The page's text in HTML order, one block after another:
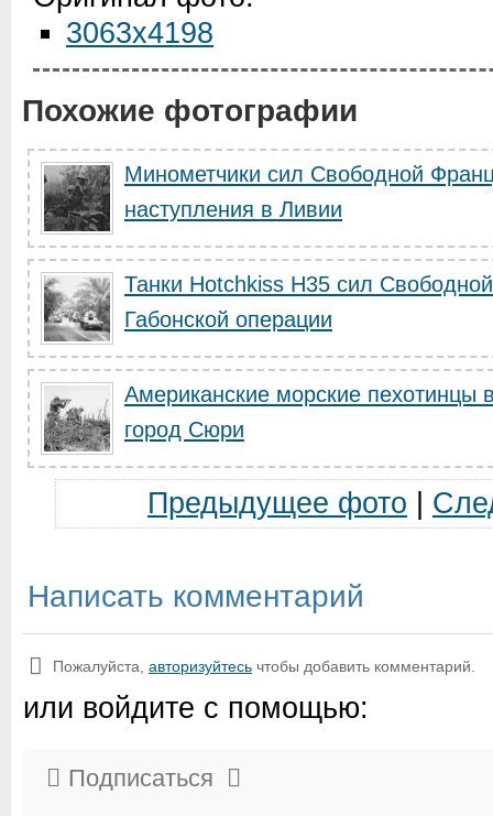
3063x4198
Похожие фотографии
Минометчики сил Свободной
наступления в Ливии
Танки Hotchkiss H35 сил
Габонской операции
Американские морские пехотинцы
город Сюри
Предыдущее фото
Написать комментарий
Пожалуйста, авторизуйтесь чтобы добавить комментарий.
или войдите с помощью:
Подписаться